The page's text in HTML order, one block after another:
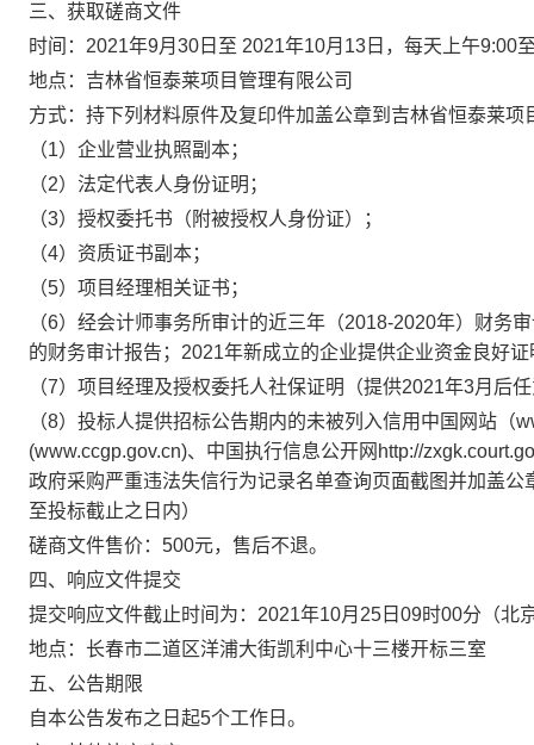
三、获取磋商文件
时间：2021年9月30日至 2021年10月13日，每天上午9:00
地点：吉林省恒泰莱项目管理有限公司
方式：持下列材料原件及复印件加盖公章到吉林省恒泰莱
（1）企业营业执照副本；
（2）法定代表人身份证明；
（3）授权委托书（附被授权人身份证）；
（4）资质证书副本；
（5）项目经理相关证书；
（6）经会计师事务所审计的近三年（2018-2020年）财务
的财务审计报告；2021年新成立的企业提供企业资金良好证
（7）项目经理及授权委托人社保证明（提供2021年3月后
（8）投标人提供招标公告期内的未被列入信用中国网站（
(www.ccgp.gov.cn)、中国执行信息公开网http://
政府采购严重违法失信行为记录名单查询页面截图并加盖
至投标截止之日内）
磋商文件售价：500元，售后不退。
四、响应文件提交
提交响应文件截止时间为：2021年10月25日09时00分（北
地点：长春市二道区洋浦大街凯利中心十三楼开标三室
五、公告期限
自本公告发布之日起5个工作日。